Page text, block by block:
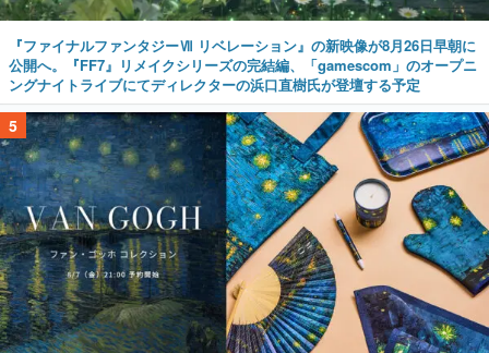
『ファイナルファンタジーⅦ リベレーション』の新映像が8月26日早朝に
公開へ。『FF7』リメイクシリーズの完結編、「gamescom」のオープニ
ングナイトライブにてディレクターの浜口直樹氏が登壇する予定
5